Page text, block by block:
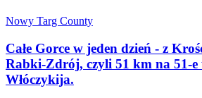
Nowy Targ County
Całe Gorce w jeden dzień - z
Rabki-Zdrój, czyli 51 km na 51-
Włóczykija.